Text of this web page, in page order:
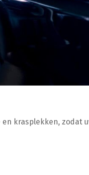
krasplekken, zodat